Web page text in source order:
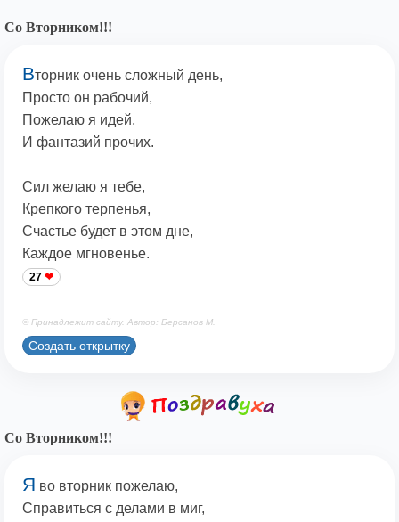
Со Вторником!!!
Вторник очень сложный день,
Просто он рабочий,
Пожелаю я идей,
И фантазий прочих.
Сил желаю я тебе,
Крепкого терпенья,
Счастье будет в этом дне,
Каждое мгновенье.
27
© Принадлежит сайту. Автор: Берсанов М.
Создать открытку
Со Вторником!!!
Я во вторник пожелаю,
Справиться с делами в миг,